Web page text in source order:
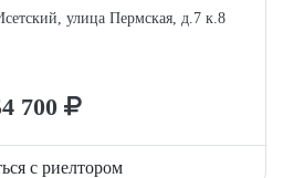
улица Пермская, д.7 к.8
700
с риелтором